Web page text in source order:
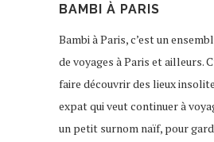
BAMBI À PARIS
Bambi à Paris, c’est un
de voyages à Paris et ailleurs.
faire découvrir des lieux
expat qui veut continuer à
un petit surnom naïf, pour